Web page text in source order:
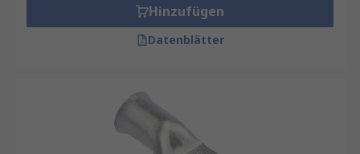
Hinzufügen
Datenblätter